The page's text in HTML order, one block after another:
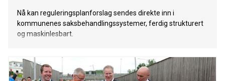
Nå kan reguleringsplanforslag sendes direkte inn i
kommunenes saksbehandlingssystemer, ferdig strukturert
og maskinlesbart.